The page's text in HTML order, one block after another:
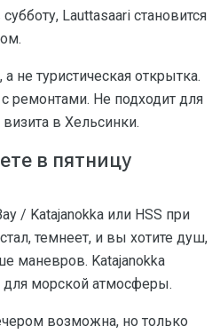
Lauttasaari становится
не туристическая открытка.
ремонтами. Не подходит для
в Хельсинки.
в пятницу
/ Katajanokka или HSS при
темнеет, и вы хотите душ,
маневров. Katajanokka
для морской атмосферы.
возможна, но только